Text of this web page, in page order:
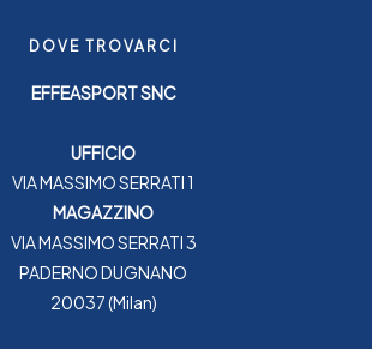
DOVE TROVARCI
EFFEASPORT SNC
UFFICIO
VIA MASSIMO SERRATI 1
MAGAZZINO
VIA MASSIMO SERRATI 3
PADERNO DUGNANO
20037 (Milan)